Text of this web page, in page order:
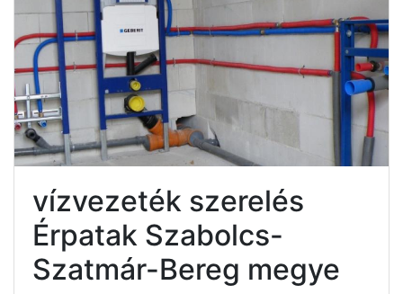
vízvezeték szerelés
Érpatak Szabolcs-
Szatmár-Bereg megye